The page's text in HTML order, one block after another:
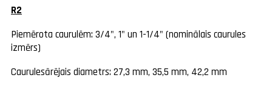
R2
Piemērota caurulēm: 3/4", 1" un 1-1/4" (nominālais caurules
izmērs)
Caurulesārējais diametrs: 27,3 mm, 35,5 mm, 42,2 mm